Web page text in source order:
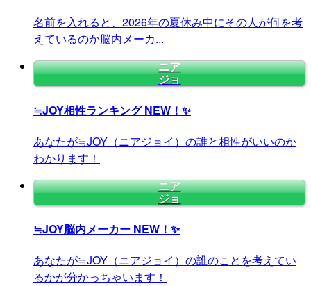
名前を入れると、2026年の夏休み中にその人が何を考
えているのか脳内メーカ...
ニア
ジョ
≒JOY相性ランキングNEW！✨
あなたが≒JOY（ニアジョイ）の誰と相性がいいのか
わかります！
ニア
ジョ
≒JOY脳内メーカー NEW！✨
あなたが≒JOY（ニアジョイ）の誰のことを考えてい
るかが分かっちゃいます！